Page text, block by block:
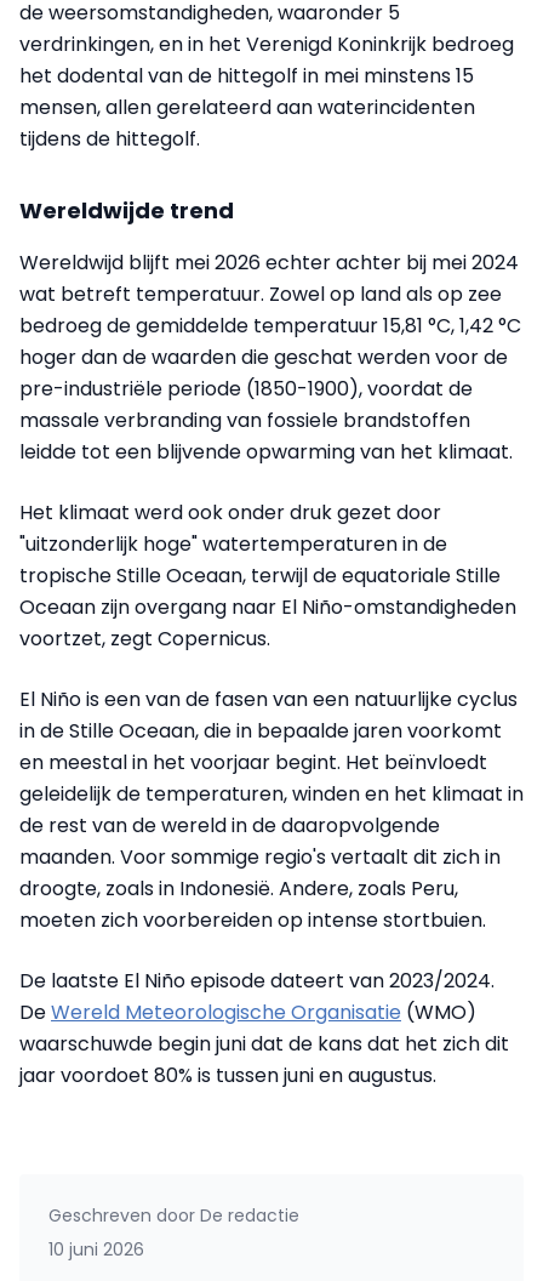
de weersomstandigheden, waaronder 5
verdrinkingen, en in het Verenigd Koninkrijk bedroeg
het dodental van de hittegolf in mei minstens 15
mensen, allen gerelateerd aan waterincidenten
tijdens de hittegolf.
Wereldwijde trend
Wereldwijd blijft mei 2026 echter achter bij mei 2024
wat betreft temperatuur. Zowel op land als op zee
bedroeg de gemiddelde temperatuur 15,81 °C, 1,42 °C
hoger dan de waarden die geschat werden voor de
pre-industriële periode (1850-1900), voordat de
massale verbranding van fossiele brandstoffen
leidde tot een blijvende opwarming van het klimaat.
Het klimaat werd ook onder druk gezet door
"uitzonderlijk hoge" watertemperaturen in de
tropische Stille Oceaan, terwijl de equatoriale Stille
Oceaan zijn overgang naar El Niño-omstandigheden
voortzet, zegt Copernicus.
El Niño is een van de fasen van een natuurlijke cyclus
in de Stille Oceaan, die in bepaalde jaren voorkomt
en meestal in het voorjaar begint. Het beïnvloedt
geleidelijk de temperaturen, winden en het klimaat in
de rest van de wereld in de daaropvolgende
maanden. Voor sommige regio's vertaalt dit zich in
droogte, zoals in Indonesië. Andere, zoals Peru,
moeten zich voorbereiden op intense stortbuien.
De laatste El Niño episode dateert van 2023/2024.
DeWereld Meteorologische Organisatie (WMO)
waarschuwde begin juni dat de kans dat het zich dit
jaar voordoet 80% is tussen juni en augustus.
Geschreven door De redactie
10 juni 2026